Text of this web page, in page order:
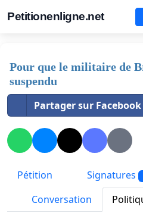
Petitionenligne.net
Pour que le militaire de
suspendu
Partager sur Facebook
Pétition Signatures
Conversation